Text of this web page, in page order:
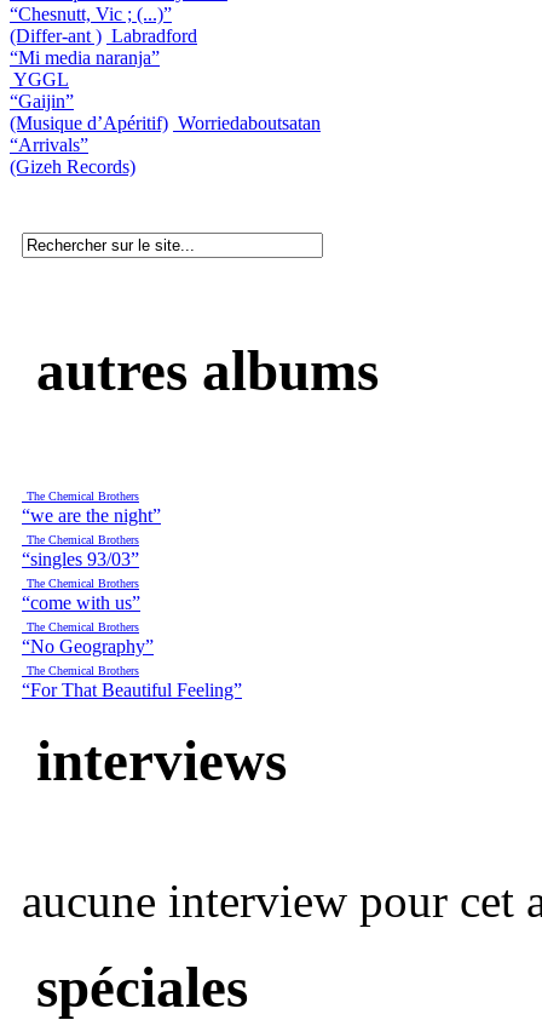
“Chesnutt, Vic ; (...)”
(Differ-ant ) Labradford
“Mi media naranja”
YGGL
“Gaijin”
(Musique d’Apéritif) Worriedaboutsatan
“Arrivals”
(Gizeh Records)
autres albums
The Chemical Brothers
“we are the night”
The Chemical Brothers
“singles 93/03”
The Chemical Brothers
“come with us”
The Chemical Brothers
“No Geography”
The Chemical Brothers
“For That Beautiful Feeling”
interviews
aucune interview pour cet
spéciales